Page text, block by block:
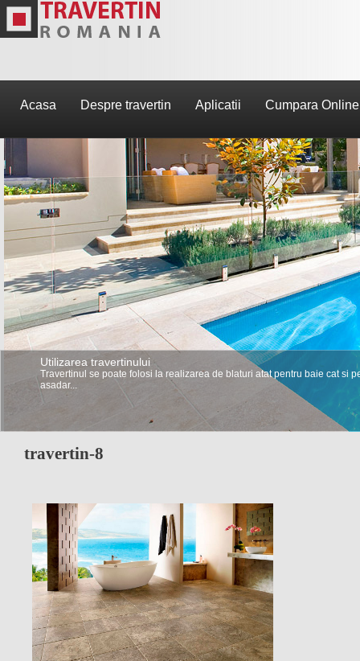
Acasa Despre travertin Aplicatii Cumpara Online
Utilizarea travertinului
Travertinul se poate folosi la realizarea de blaturi atat pentru baie cat si
asadar...
travertin-8